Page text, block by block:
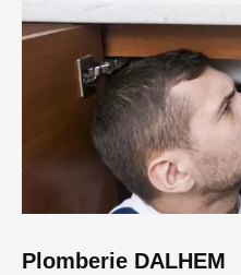
Plomberie DALHEM